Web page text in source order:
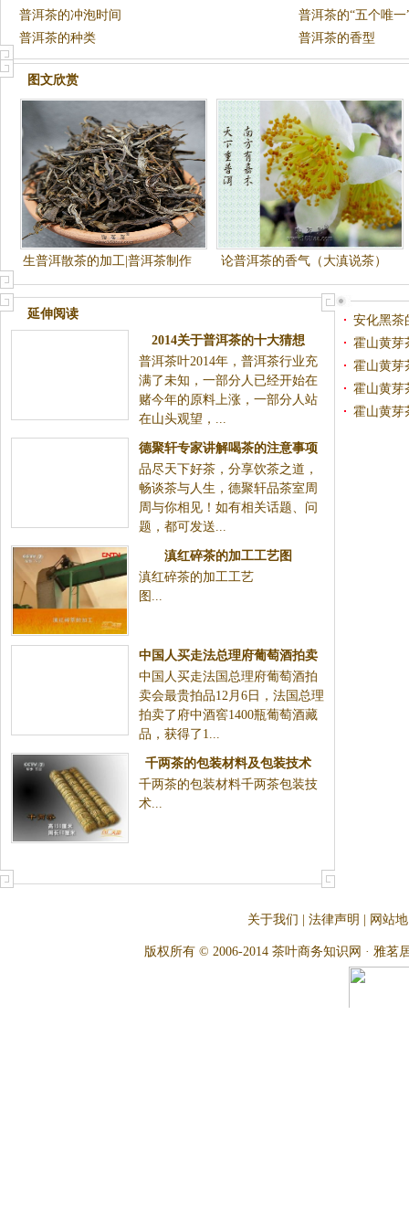
普洱茶的冲泡时间
普洱茶的“五个唯一
普洱茶的种类
普洱茶的香型
图文欣赏
生普洱散茶的加工|普洱茶制作
工艺
论普洱茶的香气（大滇说茶）
延伸阅读
2014关于普洱茶的十大猜想
普洱茶叶2014年，普洱茶行业充
满了未知，一部分人已经开始在
赌今年的原料上涨，一部分人站
在山头观望，...
德聚轩专家讲解喝茶的注意事项
品尽天下好茶，分享饮茶之道，
畅谈茶与人生，德聚轩品茶室周
周与你相见！如有相关话题、问
题，都可发送...
滇红碎茶的加工工艺图
滇红碎茶的加工工艺
图...
中国人买走法总理府葡萄酒拍卖
会最贵拍品
中国人买走法国总理府葡萄酒拍
卖会最贵拍品12月6日，法国总理
拍卖了府中酒窖1400瓶葡萄酒藏
品，获得了1...
千两茶的包装材料及包装技术
千两茶的包装材料千两茶包装技
术...
安化黑茶
霍山黄芽
霍山黄芽
霍山黄芽
霍山黄芽
关于我们 法律声明 网站
版权所有 © 2006-2014 茶叶商务知识网 · 雅茗